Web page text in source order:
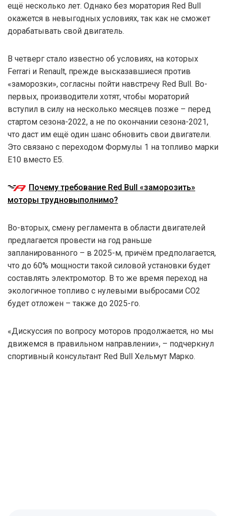
ещё несколько лет. Однако без моратория Red Bull
окажется в невыгодных условиях, так как не сможет
дорабатывать свой двигатель.
В четверг стало известно об условиях, на которых
Ferrari и Renault, прежде высказавшиеся против
«заморозки», согласны пойти навстречу Red Bull. Во-
первых, производители хотят, чтобы мораторий
вступил в силу на несколько месяцев позже – перед
стартом сезона-2022, а не по окончании сезона-2021,
что даст им ещё один шанс обновить свои двигатели.
Это связано с переходом Формулы 1 на топливо марки
E10 вместо E5.
Почему требование Red Bull «заморозить»
моторы трудновыполнимо?
Во-вторых, смену регламента в области двигателей
предлагается провести на год раньше
запланированного – в 2025-м, причём предполагается,
что до 60% мощности такой силовой установки будет
составлять электромотор. В то же время переход на
экологичное топливо с нулевыми выбросами CO2
будет отложен – также до 2025-го.
«Дискуссия по вопросу моторов продолжается, но мы
движемся в правильном направлении», – подчеркнул
спортивный консультант Red Bull Хельмут Марко.